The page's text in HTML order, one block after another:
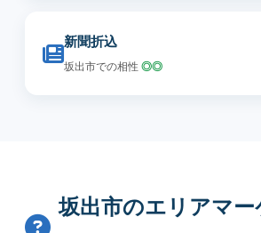
新聞折込
坂出市での相性 ◎◎
坂出市のエリアマ